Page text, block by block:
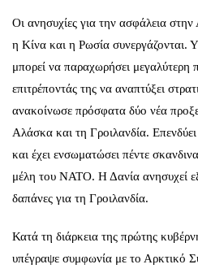
Οι ανησυχίες για την ασφάλεια
η Κίνα και η Ρωσία συνεργάζονται.
μπορεί να παραχωρήσει
επιτρέποντάς της να αναπτύξει
ανακοίνωσε πρόσφατα δύο νέα
Αλάσκα και τη Γροιλανδία.
και έχει ενσωματώσει πέντε
μέλη του ΝΑΤΟ. Η Δανία ανησυχεί
δαπάνες για τη Γροιλανδία.
Κατά τη διάρκεια της πρώτης
υπέγραψε συμφωνία με το Αρκτικό